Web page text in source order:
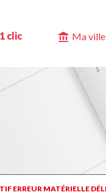
clic Ma ville
ERREUR MATÉRIELLE